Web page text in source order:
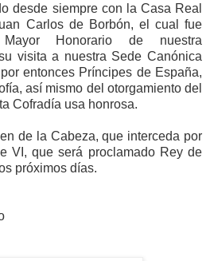
desde siempre con la Casa Real
Carlos de Borbón, el cual fue
Mayor Honorario de nuestra
visita a nuestra Sede Canónica
entonces Príncipes de España,
así mismo del otorgamiento del
Cofradía usa honrosa.
de la Cabeza, que interceda por
VI, que será proclamado Rey de
próximos días.